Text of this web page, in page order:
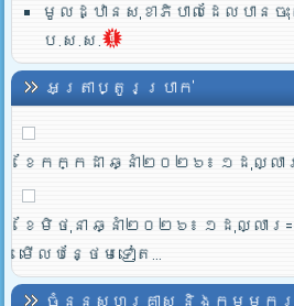
មូលដ្ឋានសុខាភិបាលដែលបាន
ប.ស.ស.
អត្រាប្តូរប្រាក់
ខែកក្កដា ឆ្នាំ២០២៦៖ ១ដុល្ល
ខែមិថុនា ឆ្នាំ២០២៦៖ ១ដុល្លា
មើលបន្ថែមទៀត...
ចំនួនសហគ្រាស និងកម្មករ